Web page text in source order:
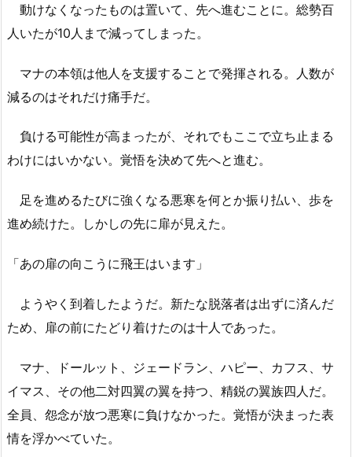
動けなくなったものは置いて、先へ進むことに。総勢百
人いたが10人まで減ってしまった。
マナの本領は他人を支援することで発揮される。人数が
減るのはそれだけ痛手だ。
負ける可能性が高まったが、それでもここで立ち止まる
わけにはいかない。覚悟を決めて先へと進む。
足を進めるたびに強くなる悪寒を何とか振り払い、歩を
進め続けた。しかしの先に扉が見えた。
「あの扉の向こうに飛王はいます」
ようやく到着したようだ。新たな脱落者は出ずに済んだ
ため、扉の前にたどり着けたのは十人であった。
マナ、ドールット、ジェードラン、ハピー、カフス、サ
イマス、その他二対四翼の翼を持つ、精鋭の翼族四人だ。
全員、怨念が放つ悪寒に負けなかった。覚悟が決まった表
情を浮かべていた。